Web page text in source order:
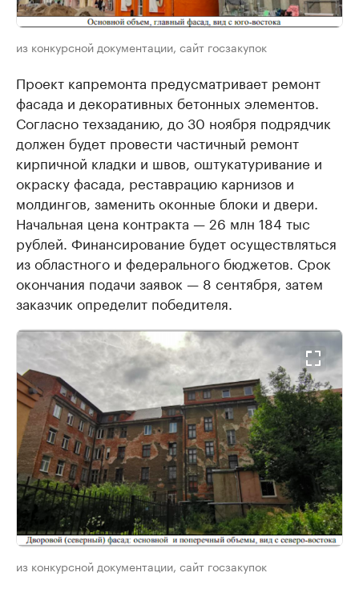
из конкурсной документации, сайт госзакупок
Проект капремонта предусматривает ремонт
фасада и декоративных бетонных элементов.
Согласно техзаданию, до 30 ноября подрядчик
должен будет провести частичный ремонт
кирпичной кладки и швов, оштукатуривание и
окраску фасада, реставрацию карнизов и
молдингов, заменить оконные блоки и двери.
Начальная цена контракта — 26 млн 184 тыс
рублей. Финансирование будет осуществляться
из областного и федерального бюджетов. Срок
окончания подачи заявок — 8 сентября, затем
заказчик определит победителя.
из конкурсной документации, сайт госзакупок